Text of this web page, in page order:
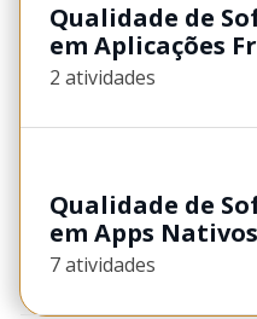
Qualidade de
em Aplicações
2 atividades
Qualidade de
em Apps
7 atividades